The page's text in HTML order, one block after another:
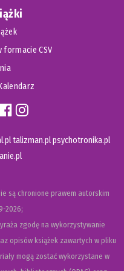
formacie CSV
talizman.plpsychotronika.pl
są chronione prawem autorskim
2026;
zgodę na wykorzystywanie
opisów książek zawartych w pliku
mogą zostać wykorzystane w